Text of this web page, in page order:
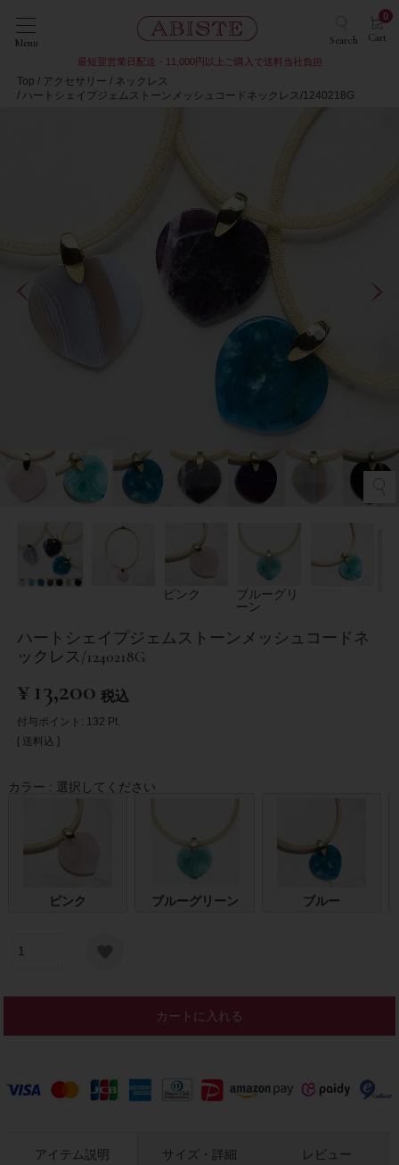
Menu Search Cart
0
最短翌営業日配送・11,000円以上ご購入で送料当社負担
Top アクセサリー
ネックレス
ハートシェイプジェムストーンメッシュコードネックレス/1240218G
ピンク
ブルーグリ
ーン
ハートシェイプジェムストーンメッシュコードネ
ックレス/1240218G
¥13,200 税込
付与ポイント: 132 Pt.
送料込
カラー 選択してください
ピンク ブルーグリーン ブルー
カートに入れる
アイテム説明 サイズ・詳細 レビュー